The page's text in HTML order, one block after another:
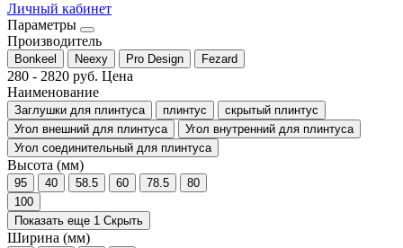
Личный кабинет
Параметры
Производитель
Bonkeel Neexy Pro Design Fezard
280 - 2820 руб. Цена
Наименование
Заглушки для плинтуса плинтус
скрытый плинтус
Угол внешний для плинтуса
Угол внутренний для плинтуса
Угол соединительный для плинтуса
Высота (мм)
95 40 58.5 60 78.5
80
100
Показать еще 1 Скрыть
Ширина (мм)